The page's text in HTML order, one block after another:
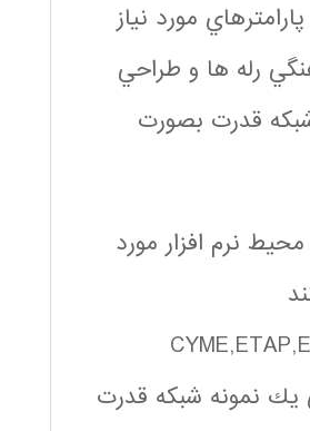
پارامترهاي مورد نياز
رله ها و طراحي
قدرت بصورت
محيط نرم افزار مورد
يك نمونه شبكه قدرت